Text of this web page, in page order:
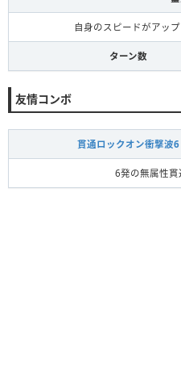
自身のスピードがアッ
ターン数
友情コンボ
貫通ロックオン衝撃波6
6発の無属性